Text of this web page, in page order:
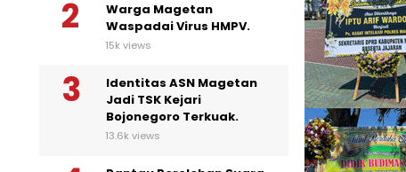
Warga Magetan
Waspadai Virus HMPV.
15k views
Identitas ASN Magetan
Jadi TSK Kejari
Bojonegoro Terkuak.
13.6k views